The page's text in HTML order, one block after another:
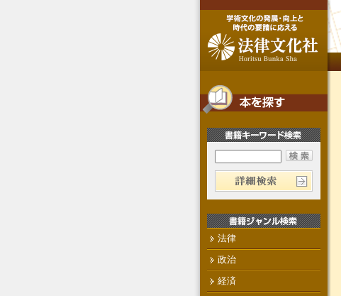
法律
政治
経済